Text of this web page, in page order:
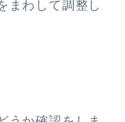
まわして調整し